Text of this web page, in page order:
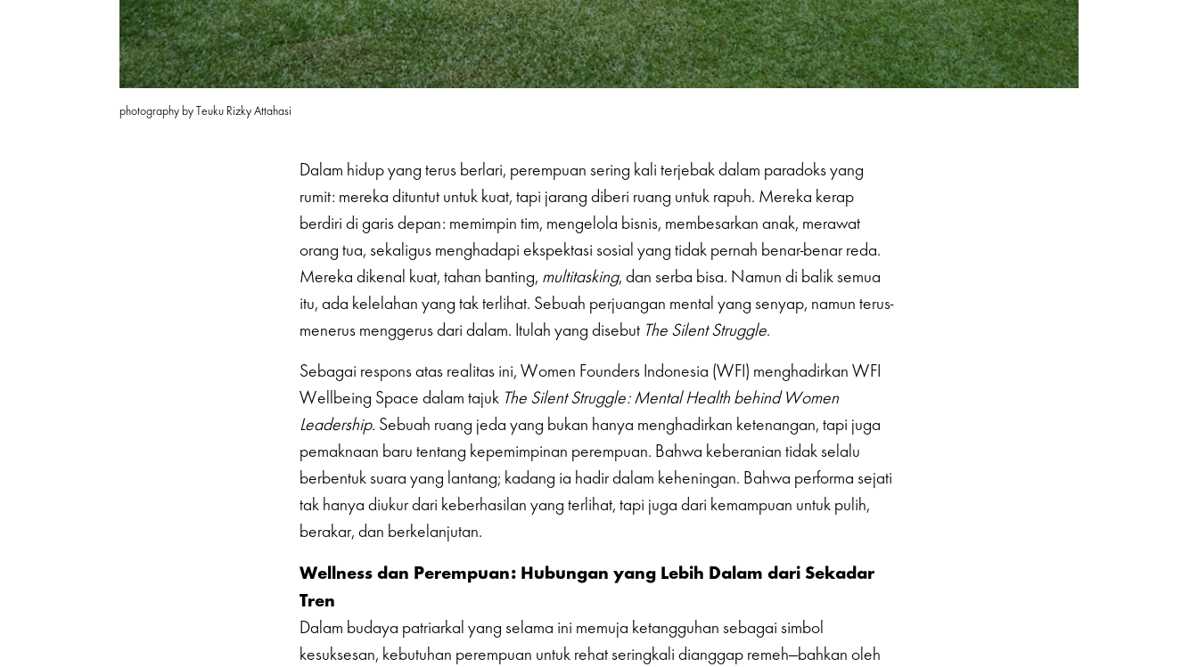
photography by Teuku Rizky Attahasi
Dalam hidup yang terus berlari, perempuan sering kali terjebak dalam paradoks yang
rumit: mereka dituntut untuk kuat, tapi jarang diberi ruang untuk rapuh. Mereka kerap
berdiri di garis depan: memimpin tim, mengelola bisnis, membesarkan anak, merawat
orang tua, sekaligus menghadapi ekspektasi sosial yang tidak pernah benar-benar reda.
Mereka dikenal kuat, tahan banting, multitasking, dan serba bisa. Namun di balik semua
itu, ada kelelahan yang tak terlihat. Sebuah perjuangan mental yang senyap, namun terus-
menerus menggerus dari dalam. Itulah yang disebut The Silent Struggle.
Sebagai respons atas realitas ini, Women Founders Indonesia (WFI) menghadirkan WFI
Wellbeing Space dalam tajuk The Silent Struggle: Mental Health behind Women
Leadership. Sebuah ruang jeda yang bukan hanya menghadirkan ketenangan, tapi juga
pemaknaan baru tentang kepemimpinan perempuan. Bahwa keberanian tidak selalu
berbentuk suara yang lantang; kadang ia hadir dalam keheningan. Bahwa performa sejati
tak hanya diukur dari keberhasilan yang terlihat, tapi juga dari kemampuan untuk pulih,
berakar, dan berkelanjutan.
Wellness dan Perempuan: Hubungan yang Lebih Dalam dari Sekadar
Tren
Dalam budaya patriarkal yang selama ini memuja ketangguhan sebagai simbol
kesuksesan, kebutuhan perempuan untuk rehat seringkali dianggap remeh—bahkan oleh